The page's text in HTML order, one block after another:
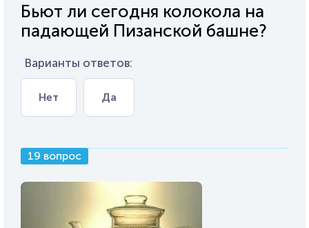
Бьют ли сегодня колокола на
падающей Пизанской башне?
Варианты ответов:
Нет Да
19 вопрос